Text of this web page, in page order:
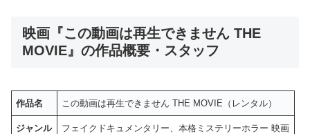
映画『この動画は再生できません THE
MOVIE』の作品概要・スタッフ
作品名 この動画は再生できません THE MOVIE（レンタル）
ジャンル フェイクドキュメンタリー、本格ミステリーホラー 映画